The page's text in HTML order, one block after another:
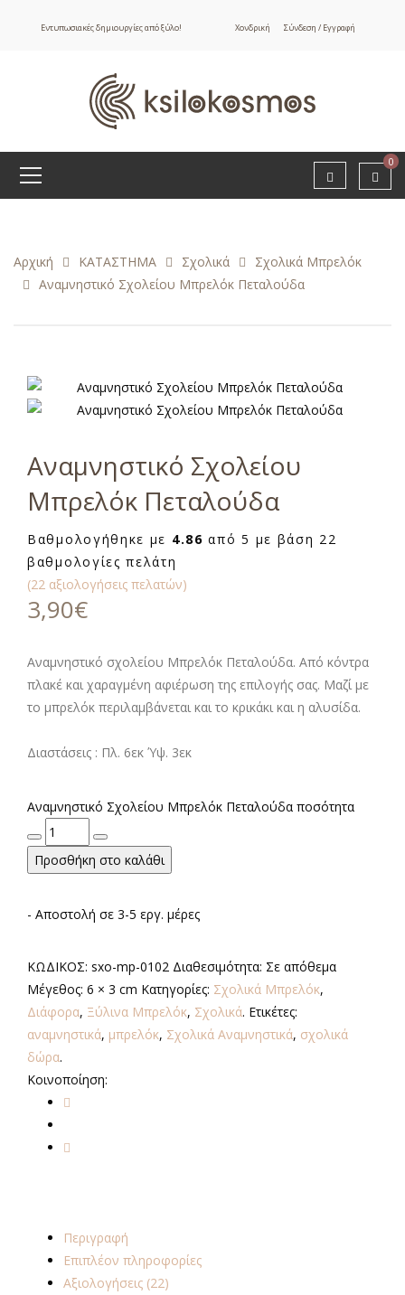
Εντυπωσιακές δημιουργίες από ξύλο! Χονδρική Σύνδεση / Εγγραφή
0
Αρχική ΚΑΤΑΣΤΗΜΑ Σχολικά
Σχολικά Μπρελόκ
Αναμνηστικό Σχολείου Μπρελόκ Πεταλούδα
Αναμνηστικό Σχολείου
Μπρελόκ Πεταλούδα
Βαθμολογήθηκε με 4.86 από 5 με βάση 22
βαθμολογίες πελάτη
(22 αξιολογήσεις πελατών)
3,90€
Αναμνηστικό σχολείου Μπρελόκ Πεταλούδα. Από κόντρα
πλακέ και χαραγμένη αφιέρωση της επιλογής σας. Μαζί με
το μπρελόκ περιλαμβάνεται και το κρικάκι και η αλυσίδα.
Διαστάσεις : Πλ. 6εκ Ύψ. 3εκ
Αναμνηστικό Σχολείου Μπρελόκ Πεταλούδα ποσότητα
Προσθήκη στο καλάθι
- Αποστολή σε 3-5 εργ. μέρες
ΚΩΔΙΚΟΣ: sxo-mp-0102 Διαθεσιμότητα: Σε απόθεμα
Μέγεθος: 6 × 3 cm Κατηγορίες: Σχολικά Μπρελόκ,
Διάφορα, Ξύλινα Μπρελόκ, Σχολικά. Ετικέτες:
αναμνηστικά, μπρελόκ, Σχολικά Αναμνηστικά, σχολικά
δώρα.
Κοινοποίηση:
Περιγραφή
Επιπλέον πληροφορίες
Αξιολογήσεις (22)